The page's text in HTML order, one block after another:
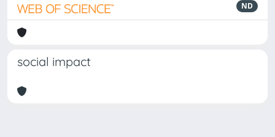
ND
social impact